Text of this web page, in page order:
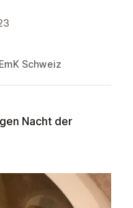
Schweiz
Nacht der